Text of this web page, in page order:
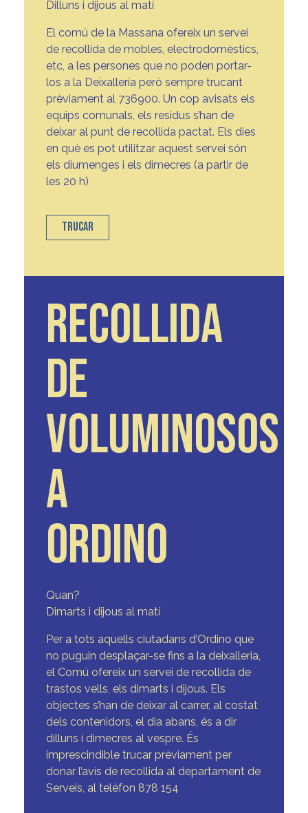
Dilluns i dijous al matí
El comú de la Massana ofereix un servei
de recollida de mobles, electrodomèstics,
etc, a les persones que no poden portar-
los a la Deixalleria però sempre trucant
prèviament al 736900. Un cop avisats els
equips comunals, els residus s’han de
deixar al punt de recollida pactat. Els dies
en què es pot utilitzar aquest servei són
els diumenges i els dimecres (a partir de
les 20 h)
TRUCAR
RECOLLIDA
DE
VOLUMINOSOS
A
ORDINO
Quan?
Dimarts i dijous al matí
Per a tots aquells ciutadans d’Ordino que
no puguin desplaçar-se fins a la deixalleria,
el Comú ofereix un servei de recollida de
trastos vells, els dimarts i dijous. Els
objectes s’han de deixar al carrer, al costat
dels contenidors, el dia abans, és a dir
dilluns i dimecres al vespre. És
imprescindible trucar prèviament per
donar l’avís de recollida al departament de
Serveis, al telèfon 878 154